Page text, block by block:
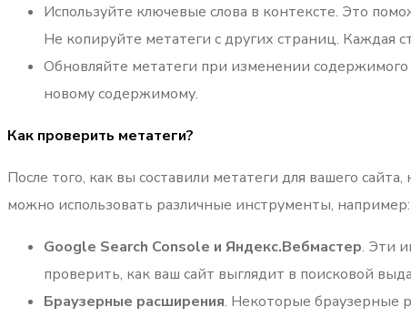
Используйте ключевые слова в контексте. Это
Не копируйте метатеги с других страниц.
Обновляйте метатеги при изменении
новому содержимому.
Как проверить метатеги?
После того, как вы составили метатеги для вашего
можно использовать различные инструменты, например:
Google Search Console и Яндекс.Вебмастер. Эти
проверить, как ваш сайт выглядит в поисковой
Браузерные расширения. Некоторые браузерные